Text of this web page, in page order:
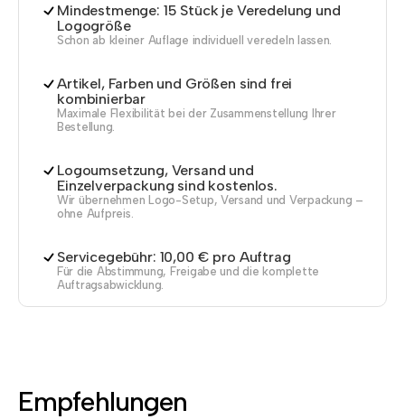
Mindestmenge: 15 Stück je Veredelung und
Logogröße
Schon ab kleiner Auflage individuell veredeln lassen.
Artikel, Farben und Größen sind frei
kombinierbar
Maximale Flexibilität bei der Zusammenstellung Ihrer
Bestellung.
Logoumsetzung, Versand und
Einzelverpackung sind kostenlos.
Wir übernehmen Logo-Setup, Versand und Verpackung –
ohne Aufpreis.
Servicegebühr: 10,00 € pro Auftrag
Für die Abstimmung, Freigabe und die komplette
Auftragsabwicklung.
Empfehlungen